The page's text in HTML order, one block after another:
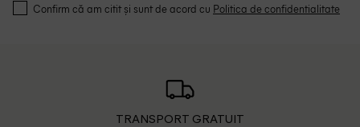
Confirm că am citit și sunt de acord cu Politica de confidentialitate
TRANSPORT GRATUIT